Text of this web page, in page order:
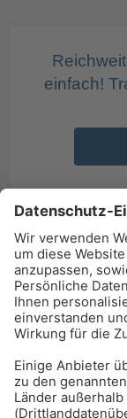
einfach!
Erhalten Sie